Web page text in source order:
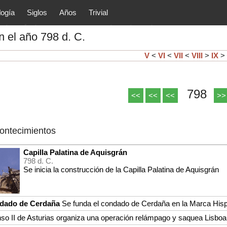
y principales
arte, cultura, etc.) de la
Siglos Años Trivial
el año 798 d. C.
V< VI < VII< VIII> IX >
<< << << 798 >>
Capilla Palatina de Aquisgrán
798 d. C.
Se inicia la construcción de la Capilla Palatina de Aquisgrán
de CerdañaSe funda el condado de Cerdaña en la Marca
II de Asturias organiza una operación relámpago y saquea Lisboa